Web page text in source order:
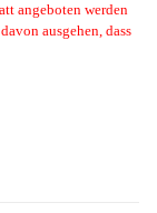
angeboten werden
ausgehen, dass